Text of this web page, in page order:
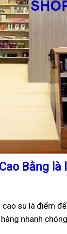
Bằng
su là điểm
nhanh